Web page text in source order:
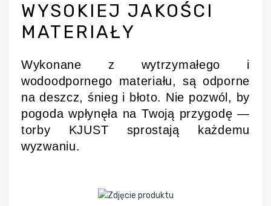
WYSOKIEJ JAKOŚCI
MATERIAŁY
Wykonane z wytrzymałego i
wodoodpornego materiału, są odporne
na deszcz, śnieg i błoto. Nie pozwól, by
pogoda wpłynęła na Twoją przygodę —
torby KJUST sprostają każdemu
wyzwaniu.